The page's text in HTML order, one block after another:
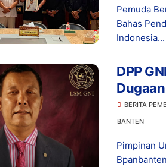
Pemuda
Bahas
Indonesia...
DPP
diBERITA
BANTEN
Pimpinan